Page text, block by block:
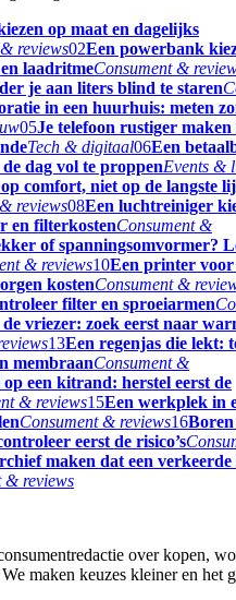
op maat en dagelijks
reviews02Een powerbank
laadritmeConsument &
je aan liters blind te staren
in een huurhuis: meten
05Je telefoon rustiger maken
Tech & digitaal06Een
dag vol te proppenEvents &
comfort, niet op de langste
reviews08Een luchtreiniger
en filterkostenConsument &
of spanningsomvormer?
& reviews10Een printer voor
kostenConsument &
filter en sproeiarmen
vriezer: zoek eerst naar
13Een regenjas die lekt:
membraanConsument &
op een kitrand: herstel eerst de
& reviews15Een werkplek in
Consument & reviews16Boren
eerst de risico’s
maken dat een
& reviews
over kopen,
maken keuzes kleiner en het